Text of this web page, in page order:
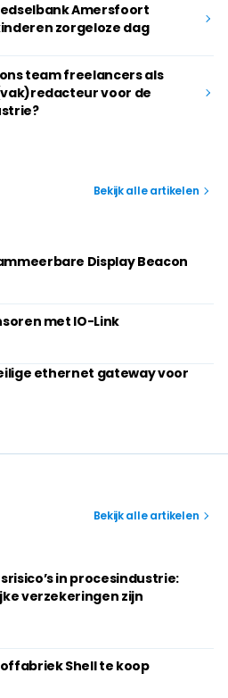
Amersfoort
zorgeloze dag
team freelancers als
voor de
Bekijk alle artikelen
Display Beacon
met IO-Link
ethernet gateway voor
Bekijk alle artikelen
in procesindustrie:
verzekeringen zijn
Shell te koop